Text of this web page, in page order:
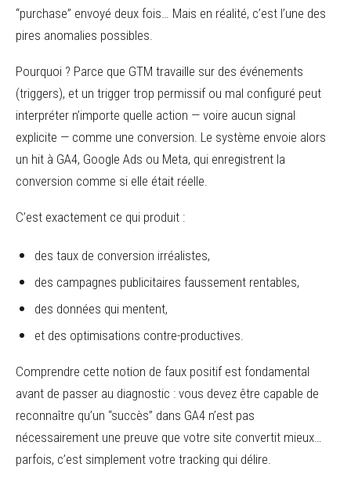
“purchase” envoyé deux fois… Mais en réalité, c’est l’une des
pires anomalies possibles.
Pourquoi ? Parce que GTM travaille sur des événements
(triggers), et un trigger trop permissif ou mal configuré peut
interpréter n’importe quelle action — voire aucun signal
explicite — comme une conversion. Le système envoie alors
un hit à GA4, Google Ads ou Meta, qui enregistrent la
conversion comme si elle était réelle.
C’est exactement ce qui produit :
des taux de conversion irréalistes,
des campagnes publicitaires faussement rentables,
des données qui mentent,
et des optimisations contre-productives.
Comprendre cette notion de faux positif est fondamental
avant de passer au diagnostic : vous devez être capable de
reconnaître qu’un “succès” dans GA4 n’est pas
nécessairement une preuve que votre site convertit mieux…
parfois, c’est simplement votre tracking qui délire.